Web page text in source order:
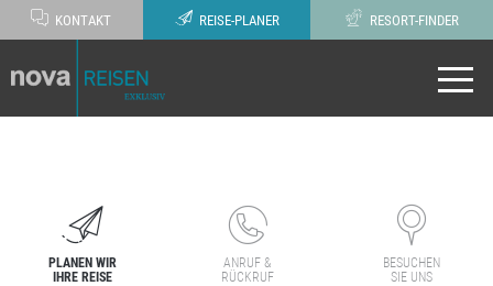
KONTAKT REISE-PLANER RESORT-FINDER
PLANEN WIR
IHRE REISE
ANRUF &
RÜCKRUF
BESUCHEN
SIE UNS